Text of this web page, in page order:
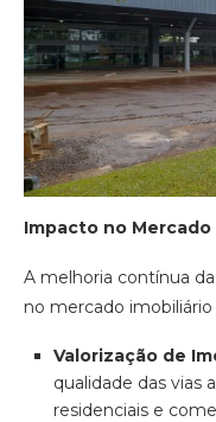
Impacto no
A melhoria contínua
no mercado imobiliário
Valorização de
qualidade das vias
residenciais e